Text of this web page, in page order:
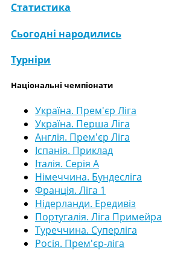
Статистика
Сьогодні народились
Турніри
Національні чемпіонати
Україна. Прем'єр Ліга
Україна. Перша Ліга
Англія. Прем'єр Ліга
Іспанія. Приклад
Італія. Серія А
Німеччина. Бундесліга
Франція. Ліга 1
Нідерланди. Ередивіз
Португалія. Ліга Примейра
Туреччина. Суперліга
Росія. Прем'єр-ліга